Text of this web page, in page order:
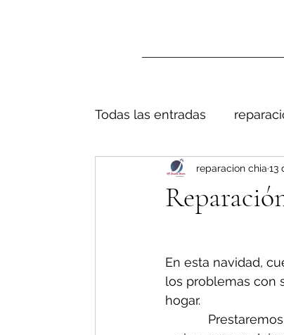
Todas las entradas
reparacion chia 13
En esta navidad,
los problemas con
hogar.